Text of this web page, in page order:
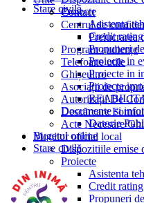
Stare civilă
Proiecte
Asistenta
Credit
Propuneri
Proiecte in
Proiecte in
Proiecte
Documente si
Datorie
Bugetul online
Stare civilă
Contact
Centrul de
Prelucrarea
Program audiențe
Telefoane utile
Ghișeul.ro
Asociații de
Autorizații De
Descărcare
Acte Necesare/
Monitor oficial local
Dispozitiile emise
Proiecte
Asistenta
Credit
Propuneri